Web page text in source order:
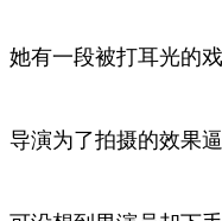
她有一段被打耳光的戏
导演为了拍摄的效果